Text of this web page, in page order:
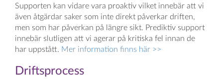
Supporten kan vidare vara proaktiv vilket innebär att vi
även åtgärdar saker som inte direkt påverkar driften,
men som har påverkan på längre sikt. Prediktiv support
innebär slutligen att vi agerar på kritiska fel innan de
har uppstått. Mer information finns här >>
Driftsprocess